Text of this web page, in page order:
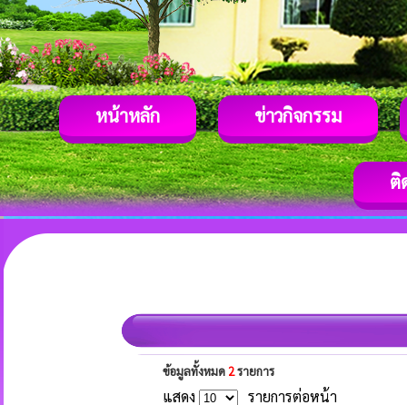
หน้าหลัก ข่าวกิจกรรม
ติ
ข้อมูลทั้งหมด 2รายการ
แสดง
รายการต่อหน้า